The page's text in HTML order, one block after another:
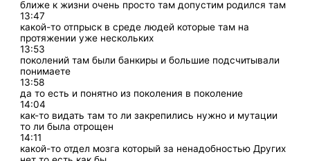
ближе к жизни очень просто там допустим родился там
13:47
какой-то отпрыск в среде людей которые там на
протяжении уже нескольких
13:53
поколений там были банкиры и большие подсчитывали
понимаете
13:58
да то есть и понятно из поколения в поколение
14:04
как-то видать там то ли закрепились нужно и мутации
то ли была отрощен
14:11
какой-то отдел мозга который за ненадобностью Других